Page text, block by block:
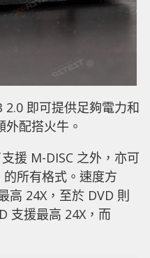
即可提供足夠電力和
配搭火牛。
援 M-DISC 之外，亦可
的所有格式。速度方
高 24X，至於 DVD 則
支援最高 24X，而